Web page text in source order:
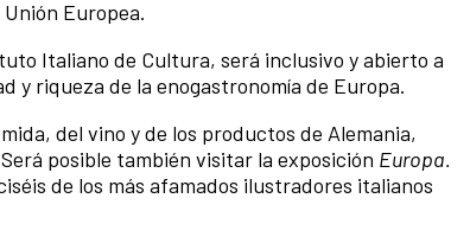
Europea.
Italiano de Cultura, será inclusivo y abierto a
y riqueza de la enogastronomía de Europa.
del vino y de los productos de Alemania,
posible también visitar la exposición Europa.
de los más afamados ilustradores italianos